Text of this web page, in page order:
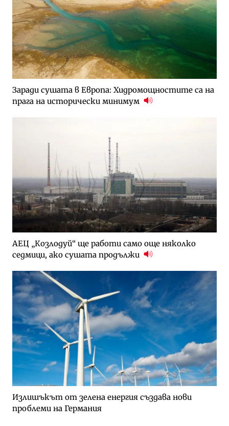
Заради сушата в Европа: Хидромощностите са на
прага на исторически минимум
АЕЦ „Козлодуй“ ще работи само още няколко
седмици, ако сушата продължи
Излишъкът от зелена енергия създава нови
проблеми на Германия